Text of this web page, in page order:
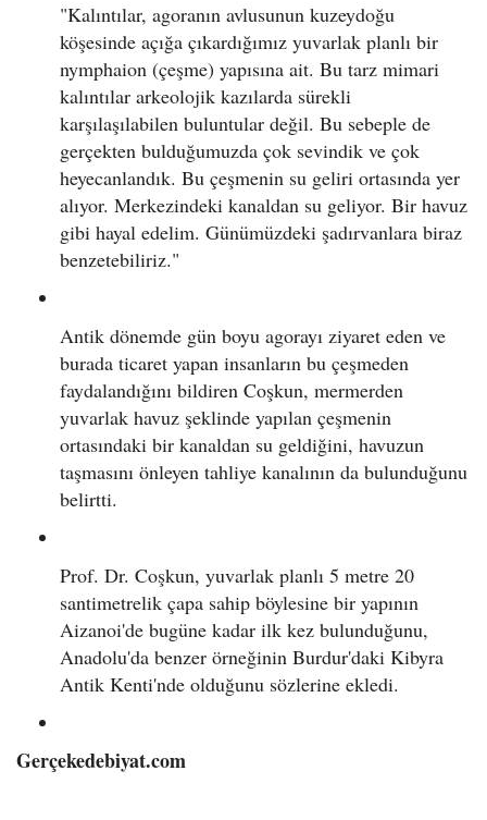
"Kalıntılar, agoranın avlusunun kuzeydoğu
köşesinde açığa çıkardığımız yuvarlak planlı bir
nymphaion (çeşme) yapısına ait. Bu tarz mimari
kalıntılar arkeolojik kazılarda sürekli
karşılaşılabilen buluntular değil. Bu sebeple de
gerçekten bulduğumuzda çok sevindik ve çok
heyecanlandık. Bu çeşmenin su geliri ortasında yer
alıyor. Merkezindeki kanaldan su geliyor. Bir havuz
gibi hayal edelim. Günümüzdeki şadırvanlara biraz
benzetebiliriz."
Antik dönemde gün boyu agorayı ziyaret eden ve
burada ticaret yapan insanların bu çeşmeden
faydalandığını bildiren Coşkun, mermerden
yuvarlak havuz şeklinde yapılan çeşmenin
ortasındaki bir kanaldan su geldiğini, havuzun
taşmasını önleyen tahliye kanalının da bulunduğunu
belirtti.
Prof. Dr. Coşkun, yuvarlak planlı 5 metre 20
santimetrelik çapa sahip böylesine bir yapının
Aizanoi'de bugüne kadar ilk kez bulunduğunu,
Anadolu'da benzer örneğinin Burdur'daki Kibyra
Antik Kenti'nde olduğunu sözlerine ekledi.
Gerçekedebiyat.com